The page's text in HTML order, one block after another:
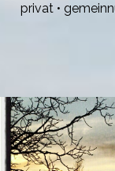
privat •